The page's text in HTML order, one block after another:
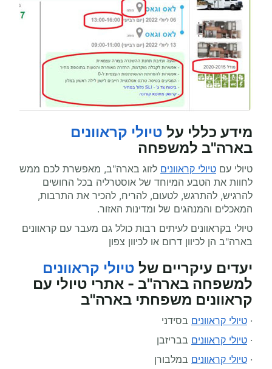
מידע כללי על טיולי קראוונים
בארה"ב למשפחה
טיולי עם טיולי קראוונים לזוג בארה"ב, מאפשרת לכם ממש
לחוות את הטבע המיוחד של אוסטרליה בכל החושים
להרגיש, להתרגש, לטעום, להריח, להכיר את התרבות,
המאכלים והמנהגים של ומדינות האזור.
טיולי בקראוונים לעיתים רבות כולל גם מעבר עם קראוונים
בארה"ב הן לכיוון דרום או לכיוון צפון
יעדים עיקריים של טיולי קראוונים
למשפחה בארה"ב - אתרי טיולי עם
קראוונים משפחתי בארה"ב
· טיולי קראוונים בסידני
· טיולי קראוונים בבריזבן
· טיולי קראוונים במלבורן